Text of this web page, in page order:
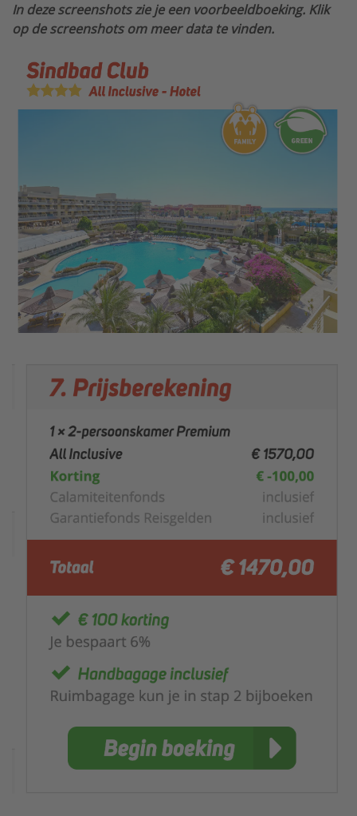
In deze screenshots zie je een voorbeeldboeking. Klik
op de screenshots om meer data te vinden.